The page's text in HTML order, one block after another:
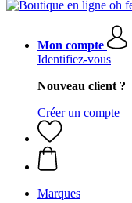
Mon compte
Identifiez-vous
Nouveau client ?
Créer un compte
Marques